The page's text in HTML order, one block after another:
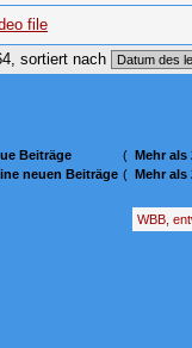
file
sortiert nach
Beiträge ( Mehr als
neuen Beiträge ( Mehr als
WBB,